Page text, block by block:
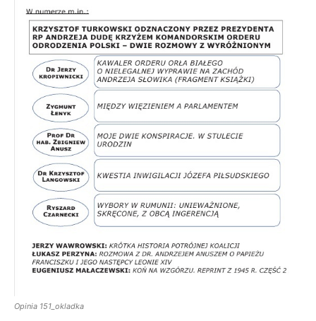
Opinia 151_okladka